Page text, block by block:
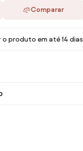
Comparar
o produto em até 14 dias